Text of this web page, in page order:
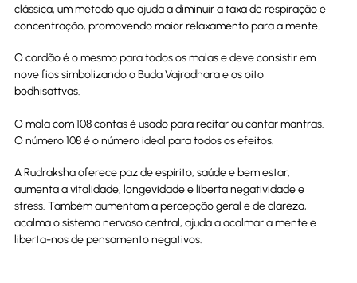
clássica, um método que ajuda a diminuir a taxa de respiração e
concentração, promovendo maior relaxamento para a mente.
O cordão é o mesmo para todos os malas e deve consistir em
nove fios simbolizando o Buda Vajradhara e os oito
bodhisattvas.
O mala com 108 contas é usado para recitar ou cantar mantras.
O número 108 é o número ideal para todos os efeitos.
A Rudraksha oferece paz de espírito, saúde e bem estar,
aumenta a vitalidade, longevidade e liberta negatividade e
stress. Também aumentam a percepção geral e de clareza,
acalma o sistema nervoso central, ajuda a acalmar a mente e
liberta-nos de pensamento negativos.